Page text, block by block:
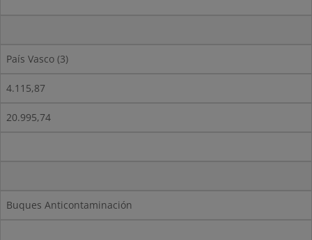
País Vasco (3)
4.115,87
20.995,74
Buques Anticontaminación